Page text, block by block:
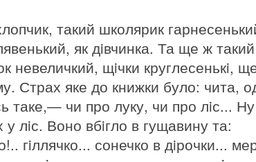
такий школярик
як дiвчинка. Та ще ж
невеличкий, щiчки круглесенькi,
Страх яке до книжки було: чита,
таке,— чи про луку, чи про лiс...
у лiс. Воно вбiгло в гущавину та:
гiллячко... сонечко в дiрочки...